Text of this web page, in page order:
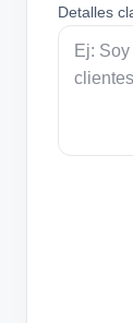
Detalles